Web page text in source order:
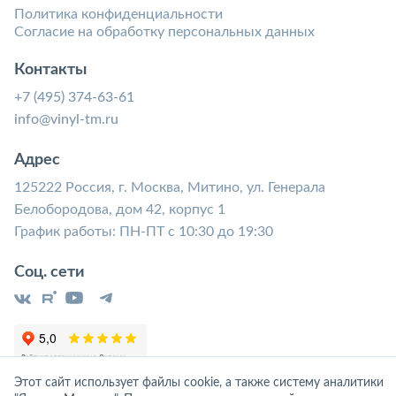
Политика конфиденциальности
Согласие на обработку персональных данных
Контакты
+7 (495) 374-63-61
info@vinyl-tm.ru
Адрес
125222 Россия, г. Москва, Митино, ул. Генерала
Белобородова, дом 42, корпус 1
График работы: ПН-ПТ с 10:30 до 19:30
Соц. сети
Этот сайт использует файлы cookie, а также систему аналитики